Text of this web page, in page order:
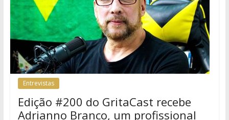
Entrevistas
Edição #200 do GritaCast recebe
Adrianno Branco, um profissional